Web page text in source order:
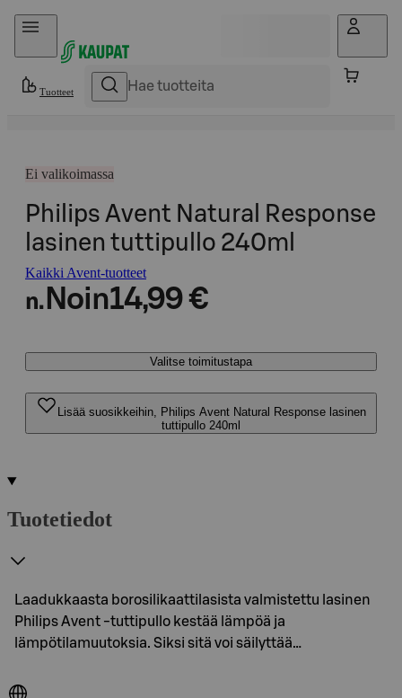
Hyppää sisältöön
Tuotteet
Ei valikoimassa
Philips Avent Natural Response
lasinen tuttipullo 240ml
Kaikki Avent-tuotteet
n. Noin14,99 €
Valitse toimitustapa
Lisää suosikkeihin, Philips Avent Natural Response lasinen
tuttipullo 240ml
Tuotetiedot
Laadukkaasta borosilikaattilasista valmistettu lasinen
Philips Avent -tuttipullo kestää lämpöä ja
lämpötilamuutoksia. Siksi sitä voi säilyttää…